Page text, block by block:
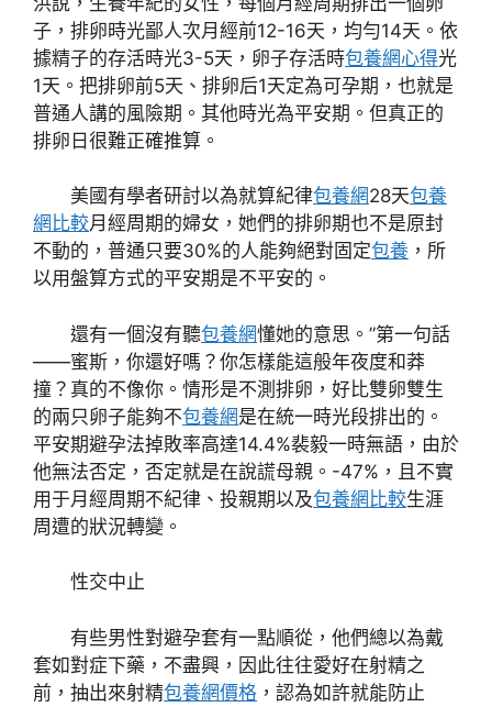
子，排卵時光鄙人次月經前12-16天，均勻14天。依
據精子的存活時光3-5天，卵子存活時包養網心得光
1天。把排卵前5天、排卵后1天定為可孕期，也就是
普通人講的風險期。其他時光為平安期。但真正的
排卵日很難正確推算。
美國有學者研討以為就算紀律包養網28天包養
網比較月經周期的婦女，她們的排卵期也不是原封
不動的，普通只要30%的人能夠絕對固定包養 ，所
以用盤算方式的平安期是不平安的。
還有一個沒有聽包養網懂她的意思。”第一句話
——蜜斯，你還好嗎？你怎樣能這般年夜度和莽
撞？真的不像你。情形是不測排卵，好比雙卵雙生
的兩只卵子能夠不包養網是在統一時光段排出的。
平安期避孕法掉敗率高達14.4%裴毅一時無語，由於
他無法否定，否定就是在說謊母親。-47%，且不實
用于月經周期不紀律、投親期以及包養網比較生涯
周遭的狀況轉變。
性交中止
有些男性對避孕套有一點順從，他們總以為戴
套如對症下藥，不盡興，因此往往愛好在射精之
前，抽出來射精包養網價格 ，認為如許就能防止